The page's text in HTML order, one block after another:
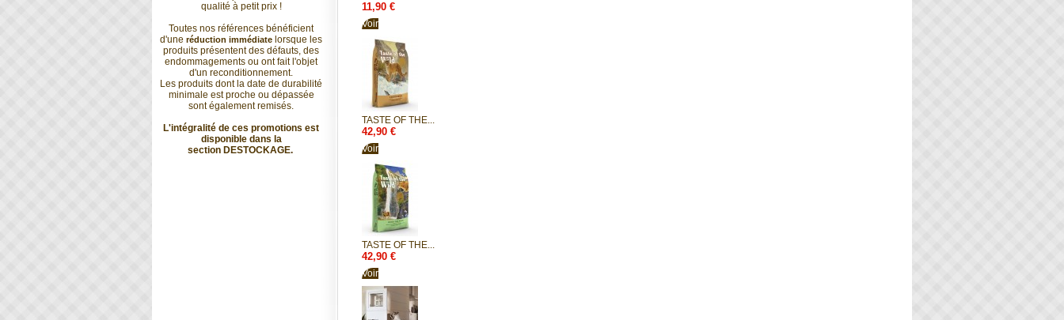
qualité à petit prix !
Toutes nos références bénéficient
d'une réduction immédiate lorsque les
produits présentent des défauts, des
endommagements ou ont fait l'objet
d'un reconditionnement.
Les produits dont la date de durabilité
minimale est proche ou dépassée
sont également remisés.
L'intégralité de ces promotions est
disponible dans la
section DESTOCKAGE.
11,90 €
Voir
TASTE OF THE...
42,90 €
Voir
TASTE OF THE...
42,90 €
Voir